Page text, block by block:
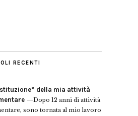
RECENTI
della mia attività
Dopo 12 anni di attività
sono tornata al mio lavoro